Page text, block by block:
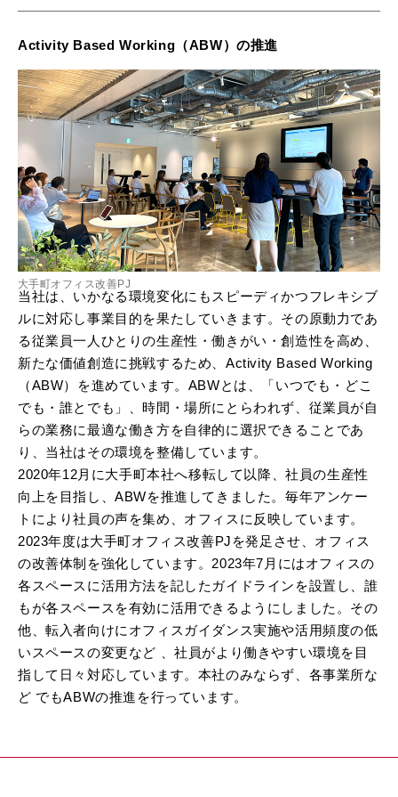
Activity Based Working（ABW）の推進
大手町オフィス改善PJ
当社は、いかなる環境変化にもスピーディかつフレキシブ
ルに対応し事業目的を果たしていきます。その原動力であ
る従業員一人ひとりの生産性・働きがい・創造性を高め、
新たな価値創造に挑戦するため、Activity Based Working
（ABW）を進めています。ABWとは、「いつでも・どこ
でも・誰とでも」、時間・場所にとらわれず、従業員が自
らの業務に最適な働き方を自律的に選択できることであ
り、当社はその環境を整備しています。
2020年12月に大手町本社へ移転して以降、社員の生産性
向上を目指し、ABWを推進してきました。毎年アンケー
トにより社員の声を集め、オフィスに反映しています。
2023年度は大手町オフィス改善PJを発足させ、オフィス
の改善体制を強化しています。2023年7月にはオフィスの
各スペースに活用方法を記したガイドラインを設置し、誰
もが各スペースを有効に活用できるようにしました。その
他、転入者向けにオフィスガイダンス実施や活用頻度の低
いスペースの変更など 、社員がより働きやすい環境を目
指して日々対応しています。本社のみならず、各事業所な
ど でもABWの推進を行っています。